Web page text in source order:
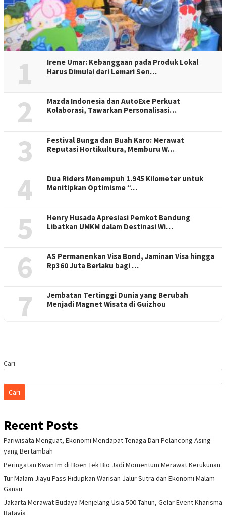
1
Irene Umar: Kebanggaan pada Produk Lokal
Harus Dimulai dari Lemari Sen…
2
Mazda Indonesia dan AutoExe Perkuat
Kolaborasi, Tawarkan Personalisasi…
3
Festival Bunga dan Buah Karo: Merawat
Reputasi Hortikultura, Memburu W…
4
Dua Riders Menempuh 1.945 Kilometer untuk
Menitipkan Optimisme “…
5
Henry Husada Apresiasi Pemkot Bandung
Libatkan UMKM dalam Destinasi Wi…
6
AS Permanenkan Visa Bond, Jaminan Visa hingga
Rp360 Juta Berlaku bagi …
7
Jembatan Tertinggi Dunia yang Berubah
Menjadi Magnet Wisata di Guizhou
Cari
Cari
Recent Posts
Pariwisata Menguat, Ekonomi Mendapat Tenaga Dari Pelancong Asing
yang Bertambah
Peringatan Kwan Im di Boen Tek Bio Jadi Momentum Merawat Kerukunan
Tur Malam Jiayu Pass Hidupkan Warisan Jalur Sutra dan Ekonomi Malam
Gansu
Jakarta Merawat Budaya Menjelang Usia 500 Tahun, Gelar Event Kharisma
Batavia